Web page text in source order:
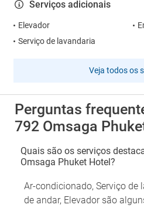
Serviços adicionais
Elevador
Serviço de lavandaria
Veja todos os
Perguntas
792 Omsaga
Quais são os serviços
Omsaga Phuket Hotel?
Ar-condicionado, Serviço de
de andar, Elevador são